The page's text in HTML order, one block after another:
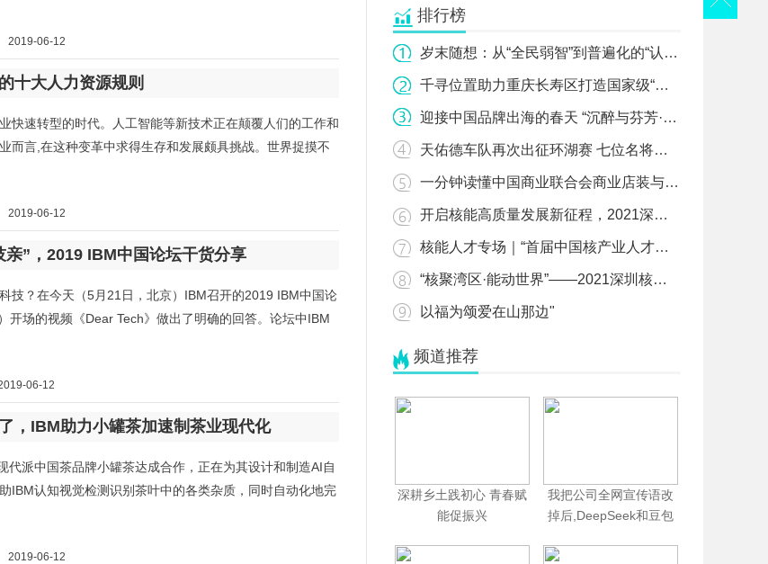
2019-06-12
十大人力资源规则
快速转型的时代。人工智能等新技术正在颠覆人们的工作和
而言,在这种变革中求得生存和发展颇具挑战。世界捉摸不
2019-06-12
亲”，2019 IBM中国论坛干货分享
技？在今天（5月21日，北京）IBM召开的2019 IBM中国论
开场的视频《Dear Tech》做出了明确的回答。​论坛中IBM
06-12
，IBM助力小罐茶加速制茶业现代化
代派中国茶品牌小罐茶达成合作，正在为其设计和制造AI自
IBM认知视觉检测识别茶叶中的各类杂质，同时自动化地完
2019-06-12
排行榜
岁末随想：从“全民弱智”到普遍化的“认知失调”"
千寻位置助力重庆长寿区打造国家级“北斗+智慧城市”"
迎接中国品牌出海的春天 “沉醉与芬芳·EMDC发展合作北京论坛欢迎活动”举行"
天佑德车队再次出征环湖赛 七位名将蓄势待发！"
一分钟读懂中国商业联合会商业店装与展陈行业分会"
开启核能高质量发展新征程，2021深圳核博会即将盛大启幕！"
核能人才专场｜“首届中国核产业人才交流会”将于10月同步启动"
“核聚湾区·能动世界”——2021深圳核博会将于10月隆重启幕！"
以福为颂爱在山那边"
频道推荐
深耕乡土践初心 青春赋
能促振兴
我把公司全网宣传语改
掉后,DeepSeek和豆包